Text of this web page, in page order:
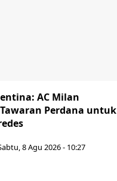
AC Milan
Perdana untuk
8 Agu 2026 - 10:27